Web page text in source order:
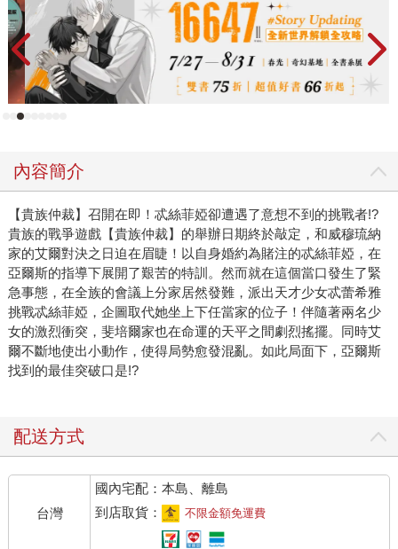
內容簡介
【貴族仲裁】召開在即！忒絲菲婭卻遭遇了意想不到的挑戰者!?
貴族的戰爭遊戲【貴族仲裁】的舉辦日期終於敲定，和威穆琉納
家的艾爾對決之日迫在眉睫！以自身婚約為賭注的忒絲菲婭，在
亞爾斯的指導下展開了艱苦的特訓。然而就在這個當口發生了緊
急事態，在全族的會議上分家居然發難，派出天才少女忒蕾希雅
挑戰忒絲菲婭，企圖取代她坐上下任當家的位子！伴隨著兩名少
女的激烈衝突，斐培爾家也在命運的天平之間劇烈搖擺。同時艾
爾不斷地使出小動作，使得局勢愈發混亂。如此局面下，亞爾斯
找到的最佳突破口是!?
配送方式
台灣
國內宅配：本島、離島
到店取貨：
不限金額免運費